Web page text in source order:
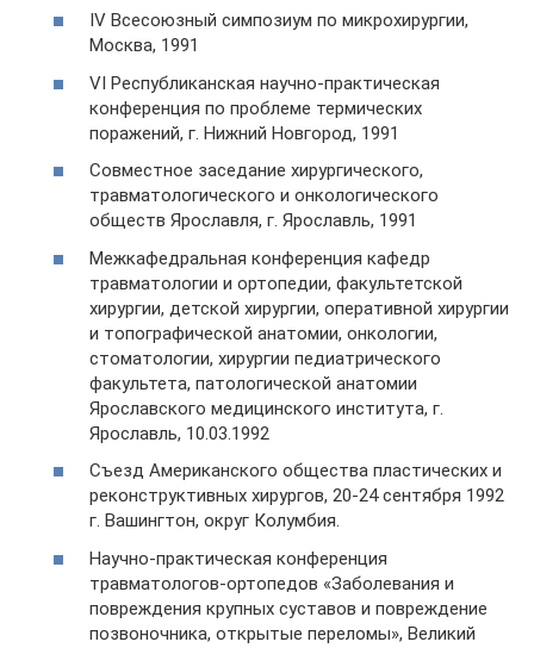
IV Всесоюзный симпозиум по микрохирургии,
Москва, 1991
VI Республиканская научно-практическая
конференция по проблеме термических
поражений, г. Нижний Новгород, 1991
Совместное заседание хирургического,
травматологического и онкологического
обществ Ярославля, г. Ярославль, 1991
Межкафедральная конференция кафедр
травматологии и ортопедии, факультетской
хирургии, детской хирургии, оперативной хирургии
и топографической анатомии, онкологии,
стоматологии, хирургии педиатрического
факультета, патологической анатомии
Ярославского медицинского института, г.
Ярославль, 10.03.1992
Съезд Американского общества пластических и
реконструктивных хирургов, 20-24 сентября 1992
г. Вашингтон, округ Колумбия.
Научно-практическая конференция
травматологов-ортопедов «Заболевания и
повреждения крупных суставов и повреждение
позвоночника, открытые переломы», Великий